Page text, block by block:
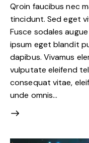
Qroin faucibus nec
tincidunt. Sed eget
Fusce sodales
ipsum eget blandit
dapibus. Vivamus
vulputate eleifend
consequat vitae,
unde omnis…